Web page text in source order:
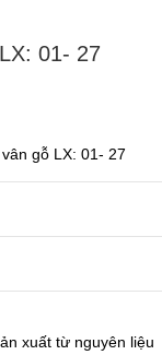
01- 27
gỗ LX: 01- 27
xuất từ nguyên liệu